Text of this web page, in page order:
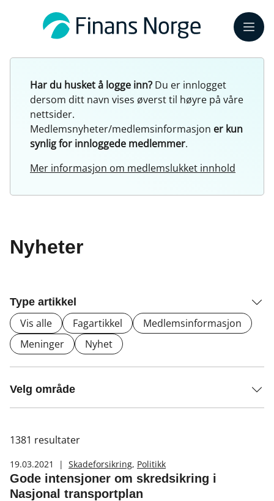
Meny
Har du husket å logge inn? Du er innlogget
dersom ditt navn vises øverst til høyre på våre
nettsider.
Medlemsnyheter/medlemsinformasjon er kun
synlig for innloggede medlemmer.
Mer informasjon om medlemslukket innhold
Nyheter
Type artikkel
Vis alle Fagartikkel
Medlemsinformasjon
Meninger
Nyhet
Velg område
1381 resultater
19.03.2021 | Skadeforsikring, Politikk
Gode intensjoner om skredsikring i
Nasjonal transportplan